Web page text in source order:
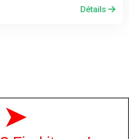
Détails